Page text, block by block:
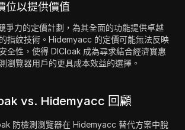
位以提供價值
爭力的定價計劃，為其全面的功能提供卓越
指紋技術。Hidemyacc 的定價可能無法反映
全性，使得 DICloak 成為尋求結合經濟實惠
瀏覽器用戶的更具成本效益的選擇。
vs. Hidemyacc 回顧
防檢測瀏覽器在 Hidemyacc 替代方案中脫